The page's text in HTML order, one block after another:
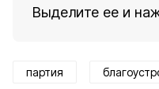
Выделите ее и
партия